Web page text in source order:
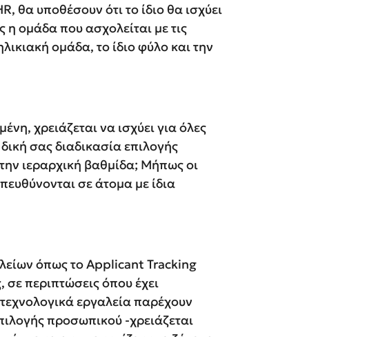
υποθέσουν ότι το ίδιο θα ισχύει
ομάδα που ασχολείται με τις
ομάδα, το ίδιο φύλο και την
χρειάζεται να ισχύει για όλες
σας διαδικασία επιλογής
ιεραρχική βαθμίδα; Μήπως οι
σε άτομα με ίδια
όπως το Applicant Tracking
περιπτώσεις όπου έχει
εργαλεία παρέχουν
προσωπικού -χρειάζεται